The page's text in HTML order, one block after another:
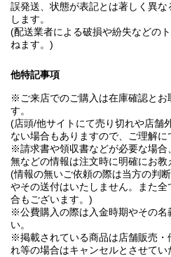
誤発送、状態が表記とは著しく異
します。
(配送業者による破損や紛失などの
ねます。)
他特記事項
※ご来店でのご購入は在庫確認とお
す。
(店頭/他サイトにて売り切れや店舗
ない場合もありますので、ご理解
※請求書や領収書などが必要な場合
無などの情報は注文時に明確にお教
(情報の無いご依頼の際は当方の判
やその送付はいたしません。また
合もございます。)
※公費購入の際は入金時期やその名
い。
※掲載されている商品は店舗販売・
れ等の場合はキャンセルとさせてい